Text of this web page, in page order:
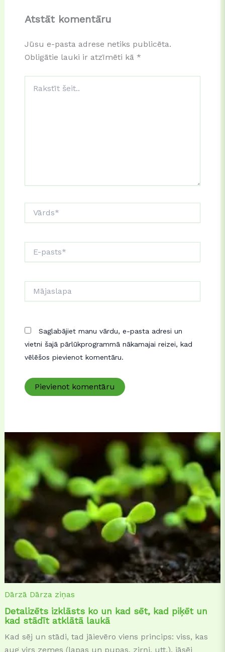
Atstāt komentāru
Jūsu e-pasta adrese netiks publicēta.
Obligātie lauki ir atzīmēti kā *
šeit..
pasts*
Saglabājiet manu vārdu, e-pasta adresi un
vietni šajā pārlūkprogrammā nākamajai reizei, kad
vēlēšos pievienot komentāru.
Dārzā Dārza ziņas
Detalizēts izklāsts ko un kad sēt, kad piķēt un
kad stādīt atklātā laukā
Kad sēj un stādi, tad jāievēro viens princips: viss, kas
aug virs zemes (lapas un pupas, zirņi, utt.), jāsēj